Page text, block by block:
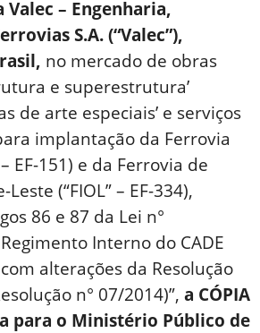
– Engenharia,
S.A. (“Valec”),
no mercado de obras
e superestrutura’
de arte especiais’ e serviços
implantação da Ferrovia
EF-151) e da Ferrovia de
(“FIOL” – EF-334),
86 e 87 da Lei n°
Interno do CADE
alterações da Resolução
n° 07/2014)”, a CÓPIA
para o Ministério Público de